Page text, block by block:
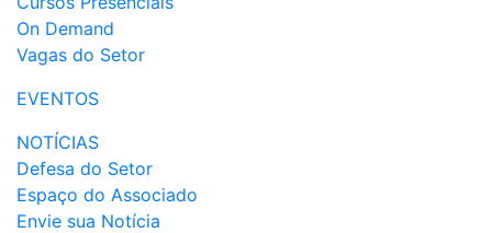
On Demand
Vagas do Setor
EVENTOS
NOTÍCIAS
Defesa do Setor
Espaço do Associado
Envie sua Notícia